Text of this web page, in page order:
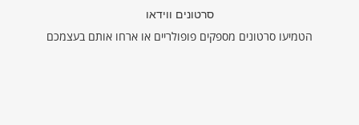
סרטונים ווידאו
הטמיעו סרטונים מספקים פופולריים או ארחו אותם בעצמכם